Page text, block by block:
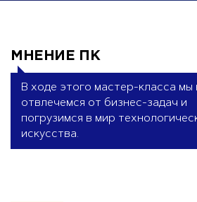
МНЕНИЕ ПК
В ходе этого мастер-класса мы
отвлечемся от бизнес-задач и
погрузимся в мир
искусства.